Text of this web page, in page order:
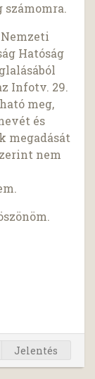
Hatóság
Infotv. 29.
meg,
és
megadását
nem
Jelentés